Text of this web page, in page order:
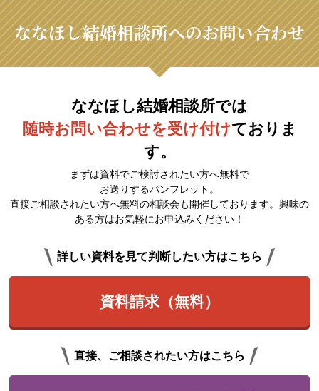
ななほし結婚相談所へのお問い合わせ
ななほし結婚相談所では
随時お問い合わせを受け付けておりま
す。
まずは資料でご検討されたい方へ無料で
お送りするパンフレット。
直接ご相談されたい方へ無料の相談会も開催しております。興味の
ある方はお気軽にお申込みください！
詳しい資料を見て判断したい方はこちら
資料請求（無料）
直接、ご相談されたい方はこちら